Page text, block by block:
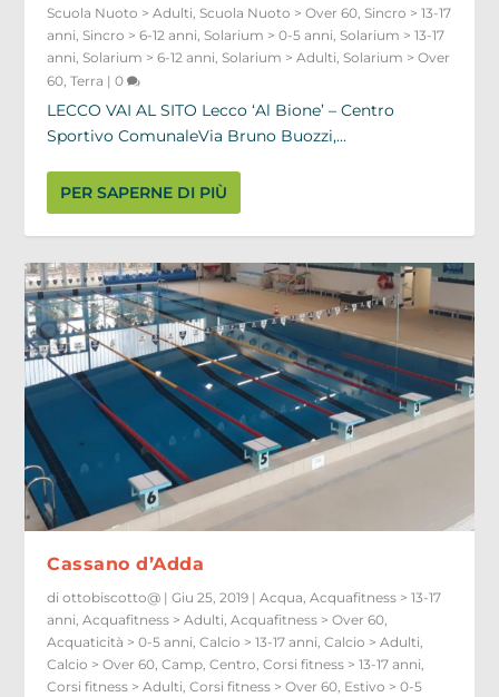
Scuola Nuoto > Adulti ,Scuola Nuoto > Over 60 ,Sincro > 13-17
anni ,Sincro > 6-12 anni ,Solarium > 0-5 anni ,Solarium > 13-17
anni ,Solarium > 6-12 anni ,Solarium > Adulti ,Solarium > Over
60 ,Terra |0
LECCO VAI AL SITO Lecco ‘Al Bione’ – Centro
Sportivo ComunaleVia Bruno Buozzi,...
PER SAPERNE DI PIÙ
Cassano d’Adda
diottobiscotto@ |Giu 25, 2019 |Acqua,Acquafitness > 13-17
anni,Acquafitness > Adulti,Acquafitness > Over 60,
Acquaticità > 0-5 anni,Calcio > 13-17 anni,Calcio > Adulti,
Calcio > Over 60,Camp,Centro,Corsi fitness > 13-17 anni,
Corsi fitness > Adulti,Corsi fitness > Over 60, Estivo > 0-5